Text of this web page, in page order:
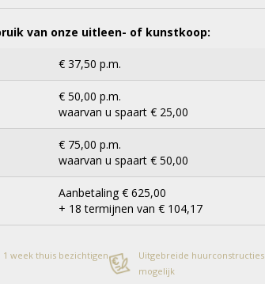
van onze uitleen- of kunstkoop:
€ 37,50 p.m.
€ 50,00 p.m.
waarvan u spaart € 25,00
€ 75,00 p.m.
waarvan u spaart € 50,00
Aanbetaling € 625,00
+ 18 termijnen van € 104,17
week thuis bezichtigen
Uitgebreide huurconstructies
mogelijk